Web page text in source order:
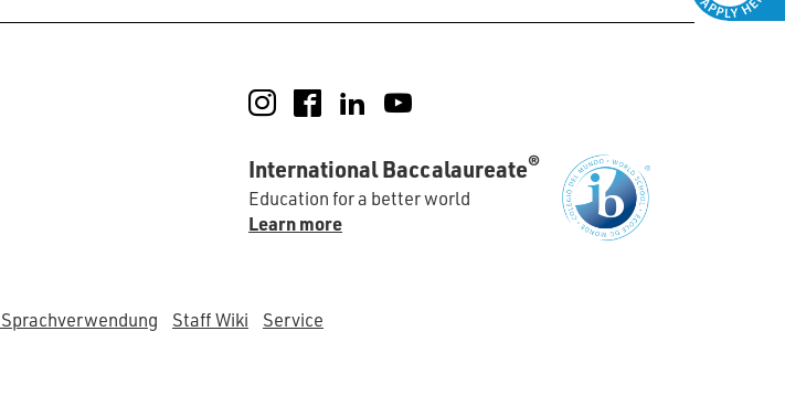
Instagram
FacebookLinkedIn
International Baccalaureate®
Education for a better world
Learn more
Staff Wiki
Service